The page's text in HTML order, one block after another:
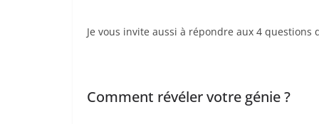
Je vous invite aussi à répondre aux 4
Comment révéler votre génie ?